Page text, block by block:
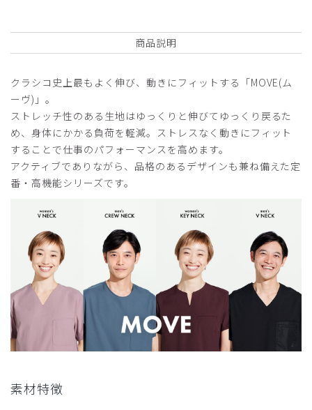
ク/XXL
さっちょ様
購入確認済み
2024-09-04
年齢:40代 身長:171-175cm
で仕事も捗ります。利用は初めてでしたが、また別のデザイ
ンを買い足そうかと思っています。
商品： A61メンズ:スクラブトップス・MOVE/ブラッ
ク/M
役に立った
商品説明
クラシコ史上最もよく伸び、動きにフィットする「MOVE(ム
ーヴ)」。
ストレッチ性のある生地はゆっくりと伸びてゆっくり戻るた
め、身体にかかる負荷を軽減。ストレスなく動きにフィット
することで仕事のパフォーマンスを高めます。
アクティブでありながら、品格のあるデザインも兼ね備えた定
番・高機能シリーズです。
素材特徴